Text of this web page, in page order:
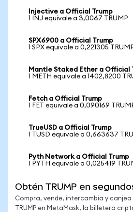
Injective a Official Trump
1 INJ equivale a 3,0067 TRUMP
SPX6900 a Official Trump
1 SPX equivale a 0,221305
Mantle Staked Ether a Official
1 METH equivale a 1402,8200
Fetch a Official Trump
1 FET equivale a 0,090169
TrueUSD a Official Trump
1 TUSD equivale a 0,663637
Pyth Network a Official Trump
1 PYTH equivale a 0,025419
Obtén TRUMP en
Compra, vende, intercambia y canjea
TRUMP en MetaMask, la billetera